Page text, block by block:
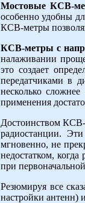
Мостовые КСВ-
особенно удобны
КСВ-метры
КСВ-метры с
налаживании
это создает
передатчиками в
несколько
применения
Достоинством КСВ-
радиостанции.
мгновенно, не
недостатком,
при
Резюмируя все
настройки антенн)